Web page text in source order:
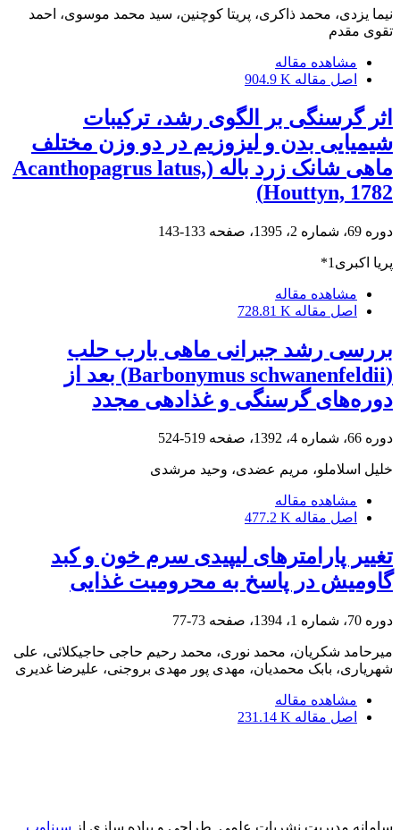
نیما یزدی، محمد ذاکری، پریتا کوچنین، سید محمد موسوی، احمد
تقوی مقدم
مشاهده مقاله
اصل مقاله 904.9 K
اثر گرسنگی بر الگوی رشد، ترکیبات
شیمیایی بدن و لیزوزیم در دو وزن مختلف
ماهی شانک زرد باله (Acanthopagrus latus,
Houttyn, 1782)
دوره 69، شماره 2، 1395، صفحه 133-143
پریا اکبری1*
مشاهده مقاله
اصل مقاله 728.81 K
بررسی رشد جبرانی ماهی بارب حلب
(Barbonymus schwanenfeldii) بعد از
دوره‌های گرسنگی و غذادهی مجدد
دوره 66، شماره 4، 1392، صفحه 519-524
خلیل اسلاملو، مریم عضدی، وحید مرشدی
مشاهده مقاله
اصل مقاله 477.2 K
تغییر پارامترهای لیپیدی سرم خون و کبد
گاومیش در پاسخ به محرومیت غذایی
دوره 70، شماره 1، 1394، صفحه 73-77
میرحامد شکریان، محمد نوری، محمد رحیم حاجی حاجیکلائی، علی
شهریاری، بابک محمدیان، مهدی پور مهدی بروجنی، علیرضا غدیری
مشاهده مقاله
اصل مقاله 231.14 K